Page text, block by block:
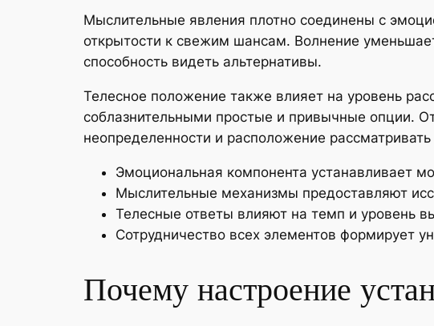
Мыслительные явления плотно соединены с
открытости к свежим шансам. Волнение
способность видеть альтернативы.
Телесное положение также влияет на уровень
соблазнительными простые и привычные опции.
неопределенности и расположение
Эмоциональная компонента устанавливает
Мыслительные механизмы предоставляют
Телесные ответы влияют на темп и уровень
Сотрудничество всех элементов формирует
Почему настроение